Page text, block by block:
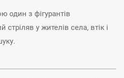
один з фігурантів
стріляв у жителів села, втік і